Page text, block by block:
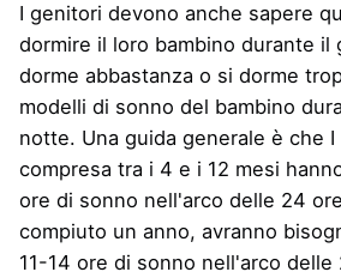
I genitori devono anche sapere
dormire il loro bambino durante il
dorme abbastanza o si dorme
modelli di sonno del bambino
notte. Una guida generale è che
compresa tra i 4 e i 12 mesi
ore di sonno nell'arco delle 24
compiuto un anno, avranno
11-14 ore di sonno nell'arco delle